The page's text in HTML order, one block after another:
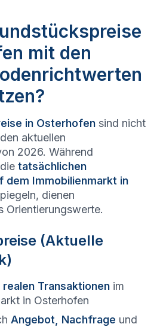
mit den
in Osterhofen sind nicht
aktuellen
2026. Während
tatsächlichen
dem Immobilienmarkt in
dienen
Orientierungswerte.
(Aktuelle
realen Transaktionen im
in Osterhofen
Angebot, Nachfrage und